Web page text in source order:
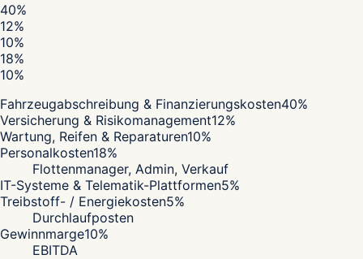
40%
12%
10%
18%
10%
Fahrzeugabschreibung & Finanzierungskosten40%
Versicherung & Risikomanagement12%
Wartung, Reifen & Reparaturen10%
Personalkosten18%
Flottenmanager, Admin, Verkauf
IT-Systeme & Telematik-Plattformen5%
Treibstoff- / Energiekosten5%
Durchlaufposten
Gewinnmarge10%
EBITDA